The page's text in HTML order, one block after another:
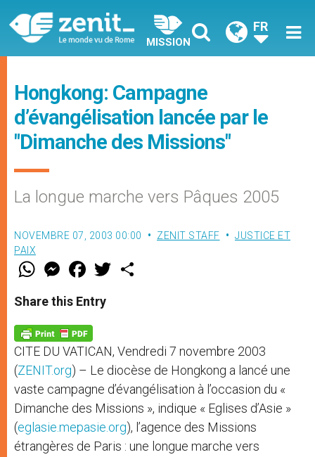
MISSION
FR
Hongkong: Campagne
d’évangélisation lancée par le
"Dimanche des Missions"
La longue marche vers Pâques 2005
NOVEMBRE 07, 2003 00:00 ZENIT STAFF
JUSTICE ET
PAIX
W
t
s
p
p
M
e
s
e
g
e
r
F
a
e
b
o
k
w
Share this Entry
CITE DU VATICAN, Vendredi 7 novembre 2003
(ZENIT.org) – Le diocèse de Hongkong a lancé une
vaste campagne d’évangélisation à l’occasion du «
Dimanche des Missions », indique « Eglises d’Asie »
(eglasie.mepasie.org), l’agence des Missions
étrangères de Paris : une longue marche vers